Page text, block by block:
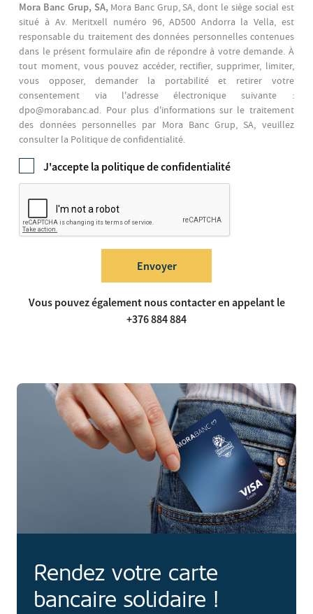
Mora Banc Grup, SA, Mora Banc Grup, SA, dont le siège social est
situé à Av. Meritxell numéro 96, AD500 Andorra la Vella, est
responsable du traitement des données personnelles contenues
dans le présent formulaire afin de répondre à votre demande. À
tout moment, vous pouvez accéder, rectifier, supprimer, limiter,
vous opposer, demander la portabilité et retirer votre
consentement via l'adresse électronique suivante :
dpo@morabanc.ad. Pour plus d'informations sur le traitement
des données personnelles par Mora Banc Grup, SA, veuillez
consulter la Politique de confidentialité.
J'accepte la politique de confidentialité
Envoyer
Vous pouvez également nous contacter en appelant le
+376 884 884
Rendez votre carte
bancaire solidaire !